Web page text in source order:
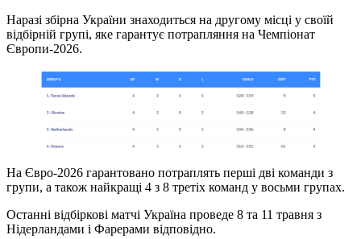
Наразі збірна України знаходиться на другому місці у своїй
відбірній групі, яке гарантує потрапляння на Чемпіонат
Європи-2026.
На Євро-2026 гарантовано потраплять перші дві команди з
групи, а також найкращі 4 з 8 третіх команд у восьми групах.
Останні відбіркові матчі Україна проведе 8 та 11 травня з
Нідерландами і Фарерами відповідно.